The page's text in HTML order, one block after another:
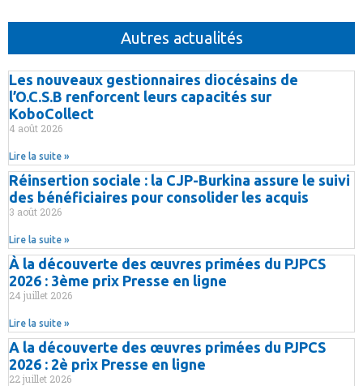
Autres actualités
Les nouveaux gestionnaires diocésains de
l’O.C.S.B renforcent leurs capacités sur
KoboCollect
4 août 2026
Lire la suite »
Réinsertion sociale : la CJP-Burkina assure le suivi
des bénéficiaires pour consolider les acquis
3 août 2026
Lire la suite »
À la découverte des œuvres primées du PJPCS
2026 : 3ème prix Presse en ligne
24 juillet 2026
Lire la suite »
A la découverte des œuvres primées du PJPCS
2026 : 2è prix Presse en ligne
22 juillet 2026